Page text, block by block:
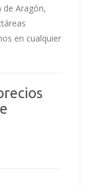
de Aragón,
en cualquier